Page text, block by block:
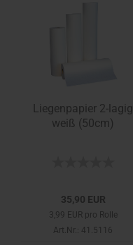
Liegenpapier 2-lagig
weiß (50cm)
35,90 EUR
3,99 EUR pro Rolle
Art.Nr.: 41.5116